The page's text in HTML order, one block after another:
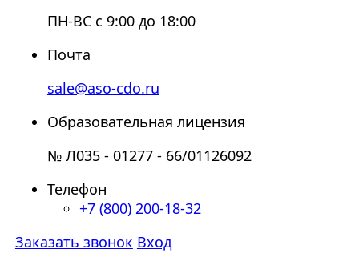
ПН-ВС с 9:00 до 18:00
Почта
sale@aso-cdo.ru
Образовательная лицензия
№ Л035 - 01277 - 66/01126092
Телефон
+7 (800) 200-18-32
Заказать звонок Вход